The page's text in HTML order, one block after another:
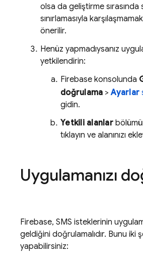
olsa da geliştirme sırasında
sınırlamasıyla
önerilir.
Henüz yapmadıysanız
yetkilendirin:
Firebase konsolunda
doğrulama >Ayarlar
gidin.
Yetkili alanlar
tıklayın ve alanınızı
Uygulamanızı
Firebase, SMS isteklerinin
geldiğini doğrulamalıdır. Bunu iki
yapabilirsiniz: